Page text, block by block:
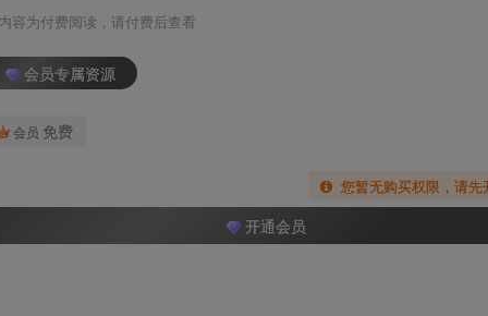
容为付费阅读，请付费后查看
会员专属资源
会员 免费
您暂无购买权限，请先
开通会员